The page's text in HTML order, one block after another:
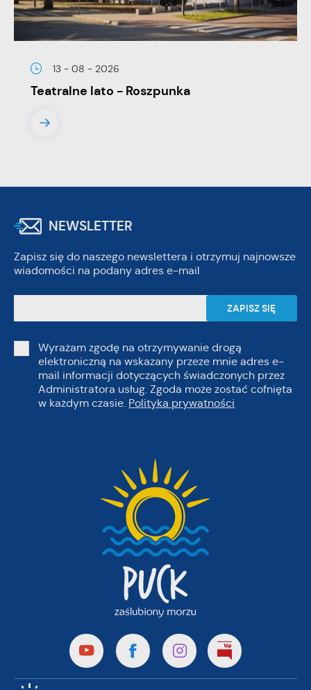
13 - 08 - 2026
Teatralne lato - Roszpunka
NEWSLETTER
Zapisz się do naszego newslettera i otrzymuj najnowsze
wiadomości na podany adres e-mail
Wyrażam zgodę na otrzymywanie drogą
elektroniczną na wskazany przeze mnie adres e-
mail informacji dotyczących świadczonych przez
Administratora usług. Zgoda może zostać cofnięta
w każdym czasie. Polityka prywatności